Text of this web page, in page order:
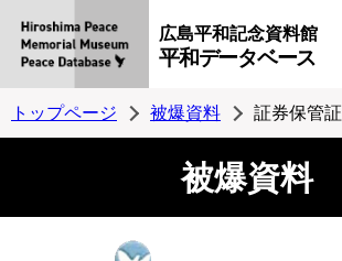
広島平和記念資料館
平和データベース
トップページ 被爆資料 証券保管証
被爆資料